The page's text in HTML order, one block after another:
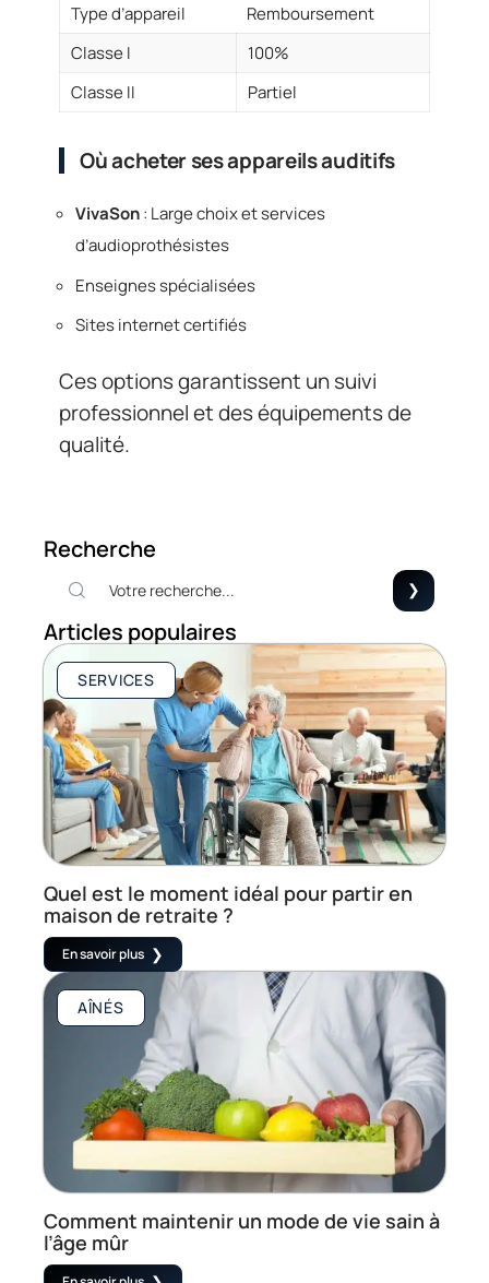
Type d’appareil
Remboursement
Classe I
100%
Classe II
Partiel
Où acheter ses appareils auditifs
VivaSon: Large choix et services
d’audioprothésistes
Enseignes spécialisées
Sites internet certifiés
Ces options garantissent un suivi
professionnel et des équipements de
qualité.
Recherche
Articles populaires
SERVICES
Quel est le moment idéal pour partir en
maison de retraite ?
En savoir plus
AÎNÉS
Comment maintenir un mode de vie sain à
l’âge mûr